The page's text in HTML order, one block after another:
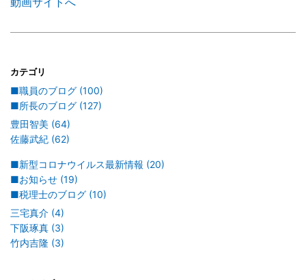
カテゴリ
■職員のブログ (100)
■所長のブログ (127)
豊田智美 (64)
佐藤武紀 (62)
■新型コロナウイルス最新情報 (20)
■お知らせ (19)
■税理士のブログ (10)
三宅真介 (4)
下阪琢真 (3)
竹内吉隆 (3)